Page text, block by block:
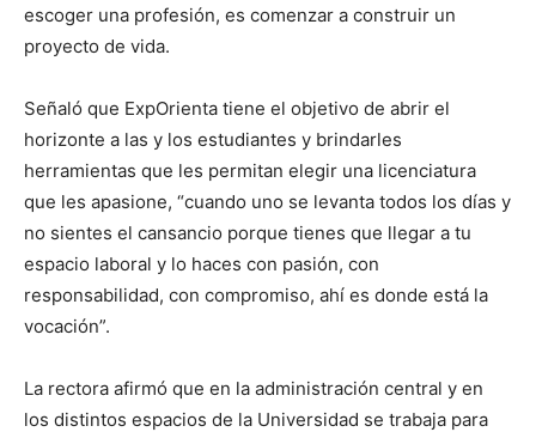
escoger una profesión, es comenzar a construir un
proyecto de vida.
Señaló que ExpOrienta tiene el objetivo de abrir el
horizonte a las y los estudiantes y brindarles
herramientas que les permitan elegir una licenciatura
que les apasione, “cuando uno se levanta todos los días y
no sientes el cansancio porque tienes que llegar a tu
espacio laboral y lo haces con pasión, con
responsabilidad, con compromiso, ahí es donde está la
vocación”.
La rectora afirmó que en la administración central y en
los distintos espacios de la Universidad se trabaja para